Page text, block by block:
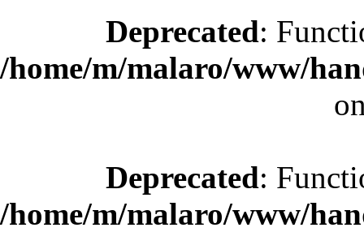
Deprecated:
/home/m/malaro/www/
Deprecated:
/home/m/malaro/www/